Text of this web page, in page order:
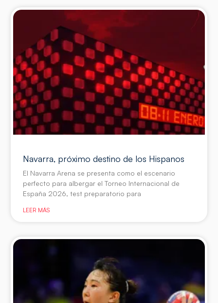
Navarra, próximo destino de los Hispanos
El Navarra Arena se presenta como el escenario
perfecto para albergar el Torneo Internacional de
España 2026, test preparatorio para
LEER MÁS